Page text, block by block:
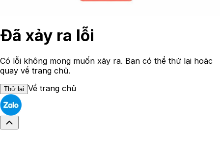
Đã xảy ra lỗi
Có lỗi không mong muốn xảy ra. Bạn có thể thử lại hoặc
quay về trang chủ.
Thử lại Về trang chủ